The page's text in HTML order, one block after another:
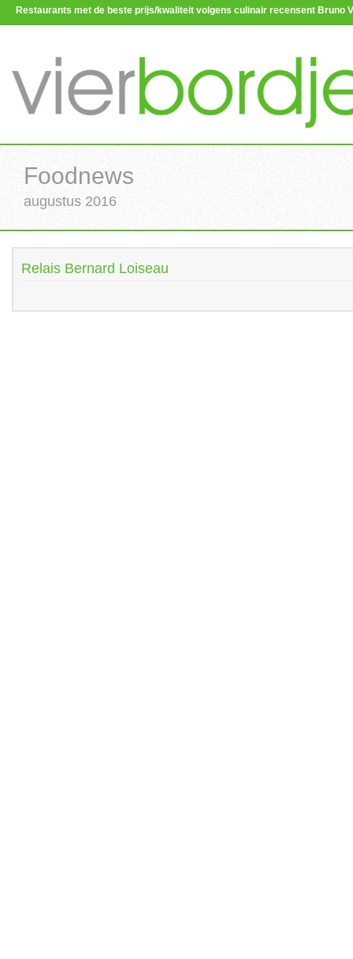
Restaurants met de beste prijs/kwaliteit volgens culinair recensent Bruno
Foodnews
augustus 2016
Relais Bernard Loiseau